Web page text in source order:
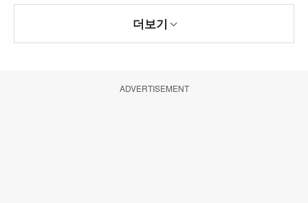
더보기
ADVERTISEMENT